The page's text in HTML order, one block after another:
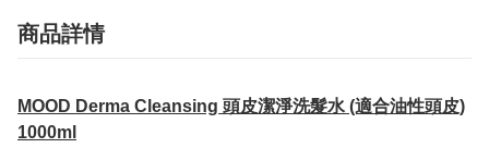
商品詳情
MOOD Derma Cleansing 頭皮潔淨洗髮水 (適合油性頭皮)
1000ml